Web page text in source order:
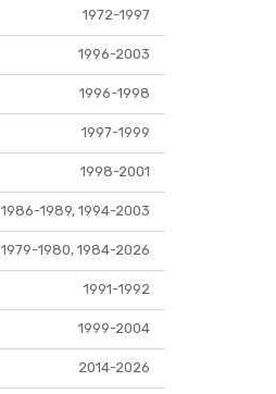
1972-1997
1996-2003
1996-1998
1997-1999
1998-2001
1986-1989, 1994-2003
1979-1980, 1984-2026
1991-1992
1999-2004
2014-2026